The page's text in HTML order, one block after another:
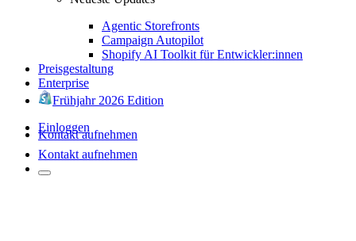
Agentic Storefronts
Campaign Autopilot
Shopify AI Toolkit für Entwickler:innen
Preisgestaltung
Enterprise
Frühjahr 2026 Edition
Einloggen
Kontakt aufnehmen
Kontakt aufnehmen